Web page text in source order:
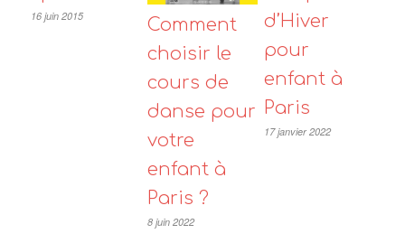
16 juin 2015
Comment
choisir le
cours de
danse pour
votre
enfant à
Paris ?
8 juin 2022
d’Hiver
pour
enfant à
Paris
17 janvier 2022